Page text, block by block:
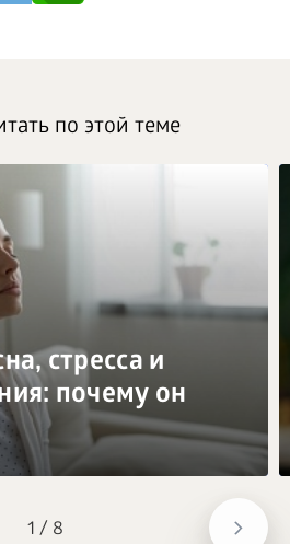
1 / 8
по этой теме
стресса и
почему он